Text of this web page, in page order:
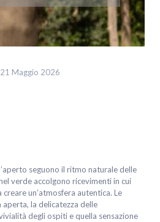
21 Maggio 2026
seguono il ritmo naturale delle
verde accolgono ricevimenti in cui
un’atmosfera autentica. Le
aperta, la delicatezza delle
degli ospiti e quella sensazione